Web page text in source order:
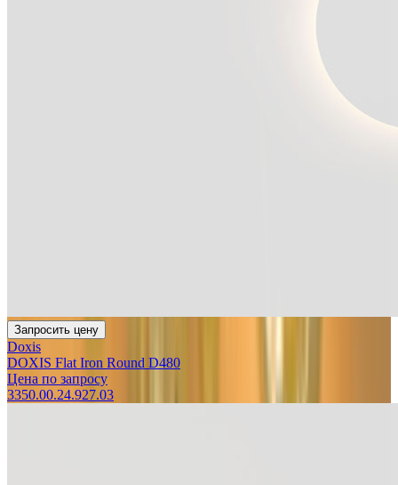
Запросить цену
Doxis
DOXIS Flat Iron Round D480
Цена по запросу
3350.00.24.927.03